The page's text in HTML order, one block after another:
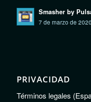
Smasher by
7 de marzo de
PRIVACIDAD
Términos legales